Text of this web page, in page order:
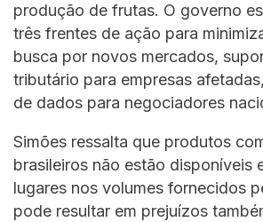
produção de frutas. O governo
três frentes de ação para
busca por novos mercados,
tributário para empresas
de dados para negociadores
Simões ressalta que produtos
brasileiros não estão disponíveis
lugares nos volumes fornecidos
pode resultar em prejuízos